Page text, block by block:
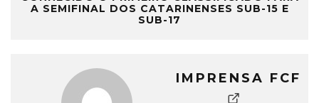
A SEMIFINAL DOS CATARINENSES SUB-15 E
SUB-17
IMPRENSA FCF